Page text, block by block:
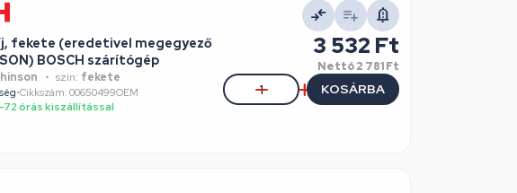
fekete (eredetivel megegyező
BOSCH szárítógép
szín: fekete
•Cikkszám: 00650499OEM
órás kiszállítással
3 532 Ft
Nettó2 781 Ft
KOSÁRBA